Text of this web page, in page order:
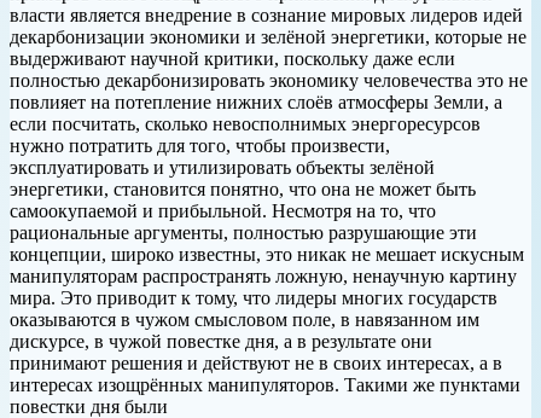
власти является внедрение в сознание мировых лидеров идей
декарбонизации экономики и зелёной энергетики, которые не
выдерживают научной критики, поскольку даже если
полностью декарбонизировать экономику человечества это не
повлияет на потепление нижних слоёв атмосферы Земли, а
если посчитать, сколько невосполнимых энергоресурсов
нужно потратить для того, чтобы произвести,
эксплуатировать и утилизировать объекты зелёной
энергетики, становится понятно, что она не может быть
самоокупаемой и прибыльной. Несмотря на то, что
рациональные аргументы, полностью разрушающие эти
концепции, широко известны, это никак не мешает искусным
манипуляторам распространять ложную, ненаучную картину
мира. Это приводит к тому, что лидеры многих государств
оказываются в чужом смысловом поле, в навязанном им
дискурсе, в чужой повестке дня, а в результате они
принимают решения и действуют не в своих интересах, а в
интересах изощрённых манипуляторов. Такими же пунктами
повестки дня были